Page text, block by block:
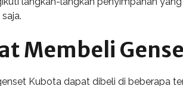
Membeli
Kubota dapat dibeli di beberapa